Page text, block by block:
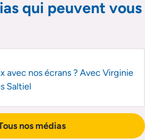
qui peuvent vous
avec nos écrans ? Avec Virginie
Saltiel
nos médias